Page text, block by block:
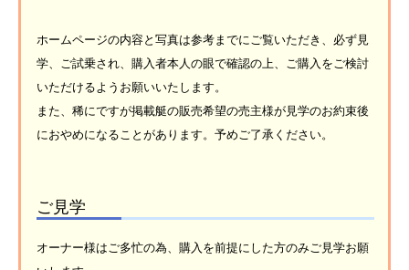
ホームページの内容と写真は参考までにご覧いただき、必ず見
学、ご試乗され、購入者本人の眼で確認の上、ご購入をご検討
いただけるようお願いいたします。
また、稀にですが掲載艇の販売希望の売主様が見学のお約束後
におやめになることがあります。予めご了承ください。
ご見学
オーナー様はご多忙の為、購入を前提にした方のみご見学お願